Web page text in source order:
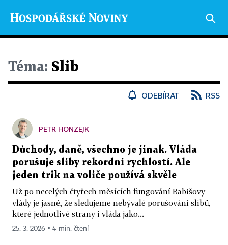
Téma: Slib
ODEBÍRAT RSS
PETR HONZEJK
Důchody, daně, všechno je jinak. Vláda
porušuje sliby rekordní rychlostí. Ale
jeden trik na voliče používá skvěle
Už po necelých čtyřech měsících fungování Babišovy
vlády je jasné, že sledujeme nebývalé porušování slibů,
které jednotlivé strany i vláda jako...
25. 3. 2026 ▪ 4 min. čtení